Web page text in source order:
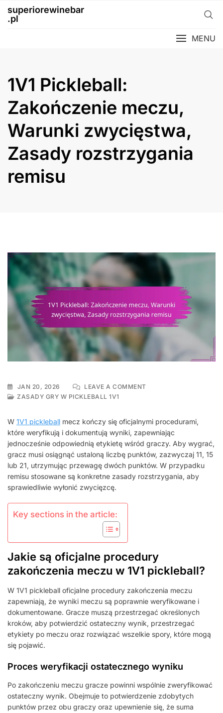
content
superiorewinebar
.pl
MENU
1V1 Pickleball:
Zakończenie meczu,
Warunki zwycięstwa,
Zasady rozstrzygania
remisu
JAN 20, 2026 LEAVE A COMMENTON
MECZU,
WARUNKI
ZWYCIĘSTWA,
ZASADY
ROZSTRZYGANIA
REMISU
ZASADY GRY W PICKLEBALL 1V1
W 1V1 pickleball mecz kończy się oficjalnymi procedurami,
które weryfikują i dokumentują wyniki, zapewniając
jednocześnie odpowiednią etykietę wśród graczy. Aby wygrać,
gracz musi osiągnąć ustaloną liczbę punktów, zazwyczaj 11, 15
lub 21, utrzymując przewagę dwóch punktów. W przypadku
remisu stosowane są konkretne zasady rozstrzygania, aby
sprawiedliwie wyłonić zwycięzcę.
Key sections in the article:
Jakie są oficjalne procedury
zakończenia meczu w 1V1 pickleball?
W 1V1 pickleball oficjalne procedury zakończenia meczu
zapewniają, że wyniki meczu są poprawnie weryfikowane i
dokumentowane. Gracze muszą przestrzegać określonych
kroków, aby potwierdzić ostateczny wynik, przestrzegać
etykiety po meczu oraz rozwiązać wszelkie spory, które mogą
się pojawić.
Proces weryfikacji ostatecznego wyniku
Po zakończeniu meczu gracze powinni wspólnie zweryfikować
ostateczny wynik. Obejmuje to potwierdzenie zdobytych
punktów przez obu graczy oraz upewnienie się, że suma